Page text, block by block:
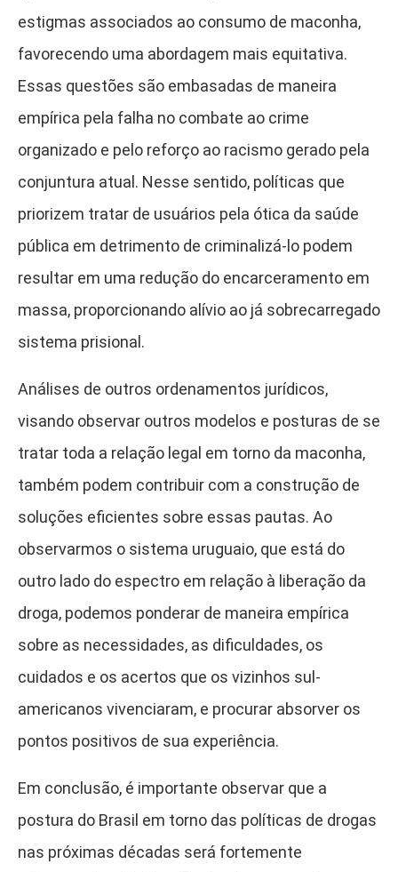
estigmas associados ao consumo de maconha,
favorecendo uma abordagem mais equitativa.
Essas questões são embasadas de maneira
empírica pela falha no combate ao crime
organizado e pelo reforço ao racismo gerado pela
conjuntura atual. Nesse sentido, políticas que
priorizem tratar de usuários pela ótica da saúde
pública em detrimento de criminalizá-lo podem
resultar em uma redução do encarceramento em
massa, proporcionando alívio ao já sobrecarregado
sistema prisional.
Análises de outros ordenamentos jurídicos,
visando observar outros modelos e posturas de se
tratar toda a relação legal em torno da maconha,
também podem contribuir com a construção de
soluções eficientes sobre essas pautas. Ao
observarmos o sistema uruguaio, que está do
outro lado do espectro em relação à liberação da
droga, podemos ponderar de maneira empírica
sobre as necessidades, as dificuldades, os
cuidados e os acertos que os vizinhos sul-
americanos vivenciaram, e procurar absorver os
pontos positivos de sua experiência.
Em conclusão, é importante observar que a
postura do Brasil em torno das políticas de drogas
nas próximas décadas será fortemente